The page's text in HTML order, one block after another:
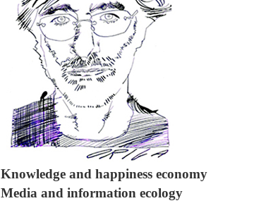
Knowledge and happiness economy
Media and information ecology